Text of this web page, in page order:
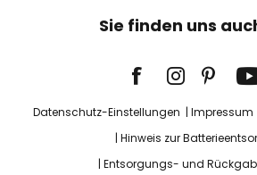
Sie finden uns
Datenschutz-Einstellungen Impressum
Hinweis zur
Entsorgungs- und